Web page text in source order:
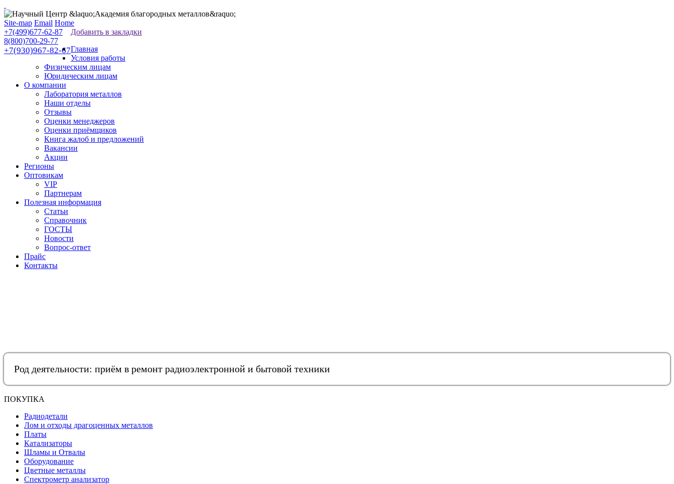
Site-map Email Home
+7(499)677-62-87
8(800)700-29-77
+7(930)967-82-67
Добавить в закладки
Главная
Условия работы
Физическим лицам
Юридическим лицам
О компании
Лаборатория металлов
Наши отделы
Отзывы
Оценки менеджеров
Оценки приёмщиков
Книга жалоб и предложений
Вакансии
Акции
Регионы
Оптовикам
VIP
Партнерам
Полезная информация
Статьи
Справочник
ГОСТЫ
Новости
Вопрос-ответ
Прайс
Контакты
Род деятельности: приём в ремонт радиоэлектронной и бытовой техники
ПОКУПКА
Радиодетали
Лом и отходы драгоценных металлов
Платы
Катализаторы
Шламы и Отвалы
Оборудование
Цветные металлы
Спектрометр анализатор